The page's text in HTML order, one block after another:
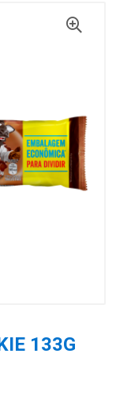
133G